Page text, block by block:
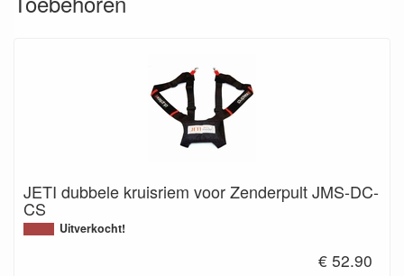
JETI dubbele kruisriem voor Zenderpult JMS-DC-
CS
Uitverkocht!
€ 52.90